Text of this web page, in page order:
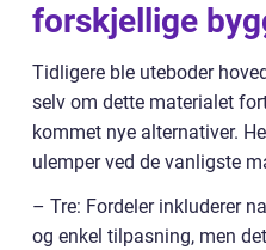
forskjellige
Tidligere ble uteboder
selv om dette materialet
kommet nye alternativer.
ulemper ved de vanligste
– Tre: Fordeler inkluderer
og enkel tilpasning, men